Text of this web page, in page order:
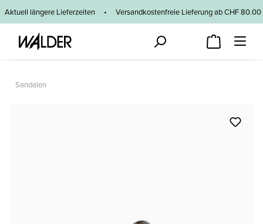
Zum Hauptinhalt springen
Aktuell längere Lieferzeiten • Versandkostenfreie Lieferung ab CHF
Sandalen